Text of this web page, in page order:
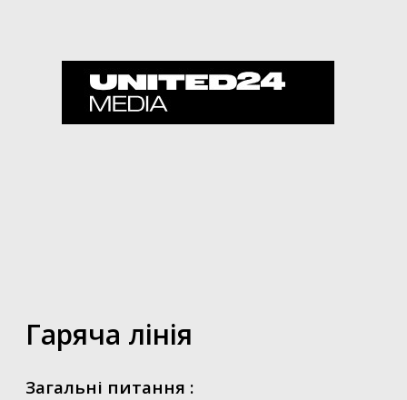
Гаряча лінія
Загальні питання :